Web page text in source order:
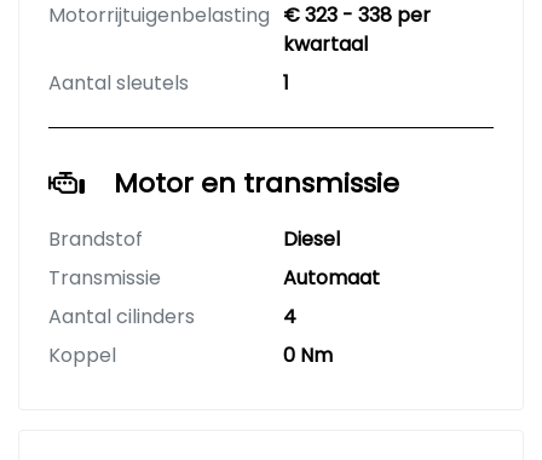
Motorrijtuigenbelasting € 323 - 338 per
kwartaal
Aantal sleutels
1
Motor en transmissie
Brandstof
Diesel
Transmissie
Automaat
Aantal cilinders
4
Koppel
0 Nm